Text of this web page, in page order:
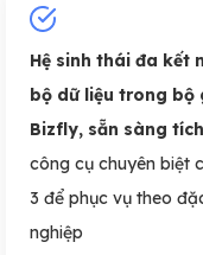
Hệ sinh thái đa kết
bộ dữ liệu trong bộ
Bizfly, sẵn sàng
công cụ chuyên biệt
3 để phục vụ theo
nghiệp